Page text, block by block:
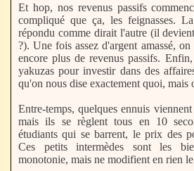
Et hop, nos revenus passifs
compliqué que ça, les feignasses.
répondu comme dirait l'autre (il
?). Une fois assez d'argent amassé,
encore plus de revenus passifs.
yakuzas pour investir dans des
qu'on nous dise exactement quoi, mais
Entre-temps, quelques ennuis
mais ils se règlent tous en 10
étudiants qui se barrent, le prix des
Ces petits intermèdes sont les
monotonie, mais ne modifient en rien